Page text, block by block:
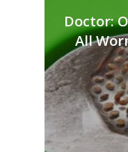
Doctor:
All